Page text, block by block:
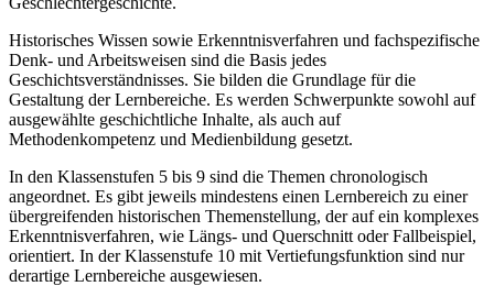
Historisches Wissen sowie Erkenntnisverfahren und fachspezifische
Denk- und Arbeitsweisen sind die Basis jedes
Geschichtsverständnisses. Sie bilden die Grundlage für die
Gestaltung der Lernbereiche. Es werden Schwerpunkte sowohl auf
ausgewählte geschichtliche Inhalte, als auch auf
Methodenkompetenz und Medienbildung gesetzt.
In den Klassenstufen 5 bis 9 sind die Themen chronologisch
angeordnet. Es gibt jeweils mindestens einen Lernbereich zu einer
übergreifenden historischen Themenstellung, der auf ein komplexes
Erkenntnisverfahren, wie Längs- und Querschnitt oder Fallbeispiel,
orientiert. In der Klassenstufe 10 mit Vertiefungsfunktion sind nur
derartige Lernbereiche ausgewiesen.